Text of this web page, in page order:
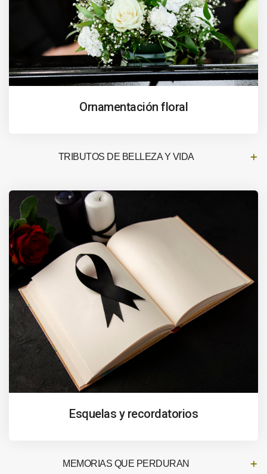
Ornamentación floral
TRIBUTOS DE BELLEZA Y VIDA
Esquelas y recordatorios
MEMORIAS QUE PERDURAN